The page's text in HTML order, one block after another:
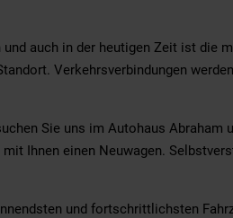
auch in der heutigen Zeit ist
Verkehrsverbindungen
Sie uns im Autohaus
Ihnen einen Neuwagen.
und fortschrittlichsten